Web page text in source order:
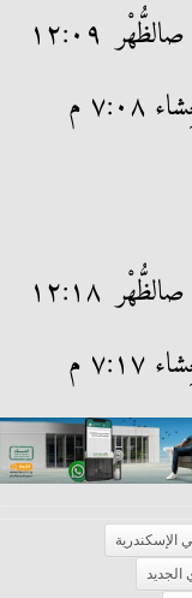
الفجْر ٥:٠١ صالشروق ٦:٢٥ صالظُّهْر ١٢:٠٩
الفجْر ٥:١٠ صالشروق ٦:٣٦ صالظُّهْر ١٢:١٨
الإسكندرية
الجديد